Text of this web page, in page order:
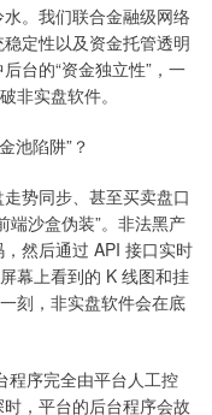
。我们联合金融级网络
定性以及资金托管透明
台的“资金独立性”，一
非实盘软件。
池陷阱”？
势同步、甚至买卖盘口
端沙盒伪装”。非法黑产
然后通过 API 接口实时
幕上看到的 K 线图和挂
刻，非实盘软件会在底
程序完全由平台人工控
，平台的后台程序会故